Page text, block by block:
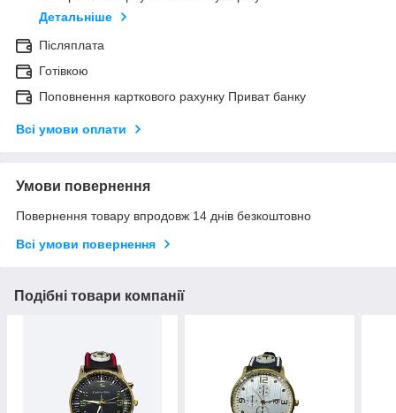
Детальніше
Післяплата
Готівкою
Поповнення карткового рахунку Приват банку
Всі умови оплати
Умови повернення
Повернення товару впродовж 14 днів безкоштовно
Всі умови повернення
Подібні товари компанії